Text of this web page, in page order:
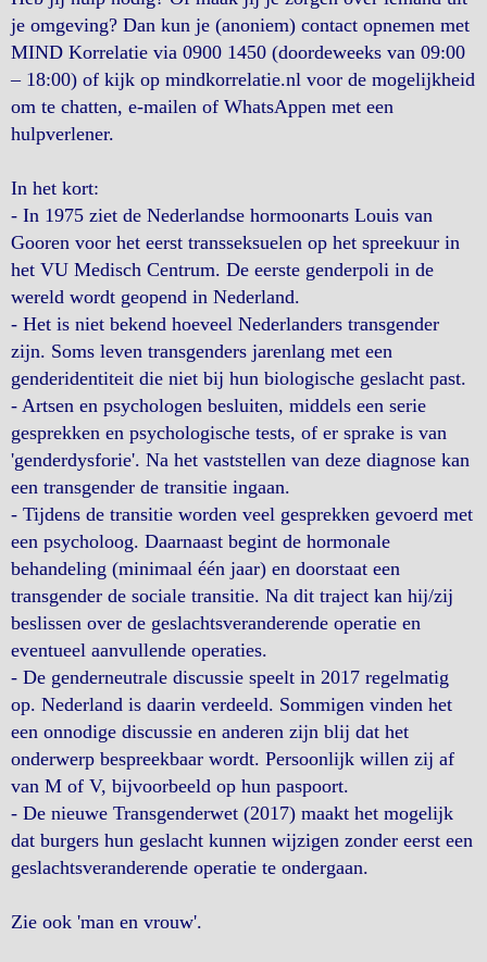
je omgeving? Dan kun je (anoniem) contact opnemen met
MIND Korrelatie via 0900 1450 (doordeweeks van 09:00
– 18:00) of kijk op mindkorrelatie.nl voor de mogelijkheid
om te chatten, e-mailen of WhatsAppen met een
hulpverlener.
In het kort:
- In 1975 ziet de Nederlandse hormoonarts Louis van
Gooren voor het eerst transseksuelen op het spreekuur in
het VU Medisch Centrum. De eerste genderpoli in de
wereld wordt geopend in Nederland.
- Het is niet bekend hoeveel Nederlanders transgender
zijn. Soms leven transgenders jarenlang met een
genderidentiteit die niet bij hun biologische geslacht past.
- Artsen en psychologen besluiten, middels een serie
gesprekken en psychologische tests, of er sprake is van
'genderdysforie'. Na het vaststellen van deze diagnose kan
een transgender de transitie ingaan.
- Tijdens de transitie worden veel gesprekken gevoerd met
een psycholoog. Daarnaast begint de hormonale
behandeling (minimaal één jaar) en doorstaat een
transgender de sociale transitie. Na dit traject kan hij/zij
beslissen over de geslachtsveranderende operatie en
eventueel aanvullende operaties.
- De genderneutrale discussie speelt in 2017 regelmatig
op. Nederland is daarin verdeeld. Sommigen vinden het
een onnodige discussie en anderen zijn blij dat het
onderwerp bespreekbaar wordt. Persoonlijk willen zij af
van M of V, bijvoorbeeld op hun paspoort.
- De nieuwe Transgenderwet (2017) maakt het mogelijk
dat burgers hun geslacht kunnen wijzigen zonder eerst een
geslachtsveranderende operatie te ondergaan.
Zie ook 'man en vrouw'.